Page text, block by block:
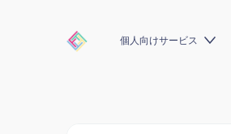
個人向けサービス